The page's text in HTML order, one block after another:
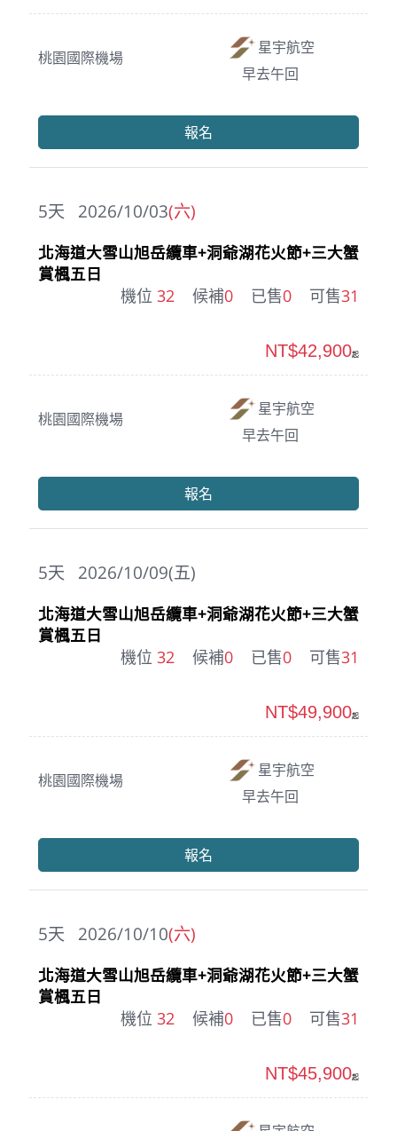
桃園國際機場
星宇航空
早去午回
報名
2026/10/03(六)
5天
北海道大雪山旭岳纜車+洞爺湖花火節+三大蟹
賞楓五日
機位 32 候補0 已售0 可售31
桃園國際機場
星宇航空
早去午回
NT$42,900起
報名
2026/10/09(五)
5天
北海道大雪山旭岳纜車+洞爺湖花火節+三大蟹
賞楓五日
機位 32 候補0 已售0 可售31
桃園國際機場
星宇航空
早去午回
NT$49,900起
報名
2026/10/10(六)
5天
北海道大雪山旭岳纜車+洞爺湖花火節+三大蟹
賞楓五日
機位 32 候補0 已售0 可售31
NT$45,900起